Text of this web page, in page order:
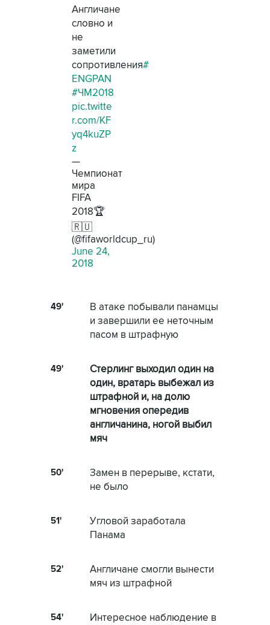
Англичане
словно и
не
заметили
сопротивления#
ENGPAN
#ЧМ2018
pic.twitte
r.com/KF
yq4kuZP
z
—
Чемпионат
мира
FIFA
2018🏆
🇷🇺
(@fifaworldcup_ru)
June 24,
2018
49'
В атаке побывали панамцы
и завершили ее неточным
пасом в штрафную
49'
Стерлинг выходил один на
один, вратарь выбежал из
штрафной и, на долю
мгновения опередив
англичанина, ногой выбил
мяч
50'
Замен в перерыве, кстати,
не было
51'
Угловой заработала
Панама
52'
Англичане смогли вынести
мяч из штрафной
54'
Интересное наблюдение в